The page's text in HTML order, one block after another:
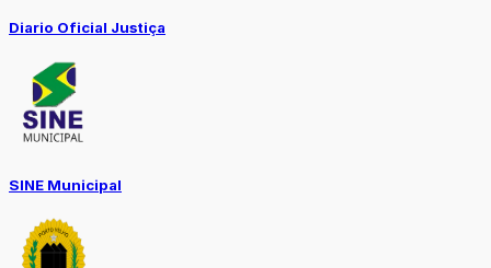
Diario Oficial Justiça
SINE Municipal